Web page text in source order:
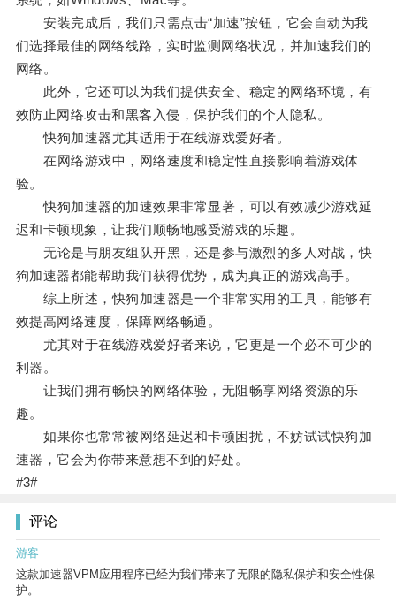
安装完成后，我们只需点击“加速”按钮，它会自动为我
们选择最佳的网络线路，实时监测网络状况，并加速我们的
网络。
此外，它还可以为我们提供安全、稳定的网络环境，有
效防止网络攻击和黑客入侵，保护我们的个人隐私。
快狗加速器尤其适用于在线游戏爱好者。
在网络游戏中，网络速度和稳定性直接影响着游戏体
验。
快狗加速器的加速效果非常显著，可以有效减少游戏延
迟和卡顿现象，让我们顺畅地感受游戏的乐趣。
无论是与朋友组队开黑，还是参与激烈的多人对战，快
狗加速器都能帮助我们获得优势，成为真正的游戏高手。
综上所述，快狗加速器是一个非常实用的工具，能够有
效提高网络速度，保障网络畅通。
尤其对于在线游戏爱好者来说，它更是一个必不可少的
利器。
让我们拥有畅快的网络体验，无阻畅享网络资源的乐
趣。
如果你也常常被网络延迟和卡顿困扰，不妨试试快狗加
速器，它会为你带来意想不到的好处。
#3#
评论
游客
这款加速器VPM应用程序已经为我们带来了无限的隐私保护和安全性保
护。